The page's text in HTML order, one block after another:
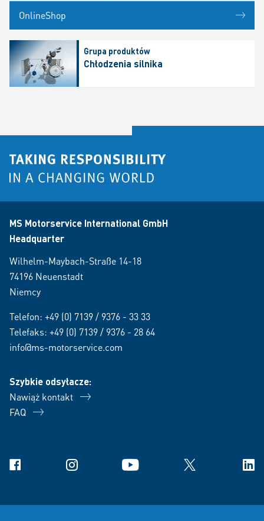
OnlineShop
Grupa produktów
Chłodzenia silnika
MS Motorservice International GmbH
Headquarter
Wilhelm-Maybach-Straße 14-18
74196 Neuenstadt
Niemcy
Telefon: +49 (0) 7139 / 9376 - 33 33
Telefaks: +49 (0) 7139 / 9376 - 28 64
info@ms-motorservice.com
Szybkie odsyłacze:
Nawiąż kontakt
FAQ
Facebook Instagram YouTube X